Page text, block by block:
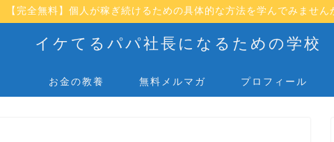
【完全無料】個人が稼ぎ続けるための具体的な方法を学んでみません
イケてるパパ社長になるための学校
お金の教養 無料メルマガ プロフィール